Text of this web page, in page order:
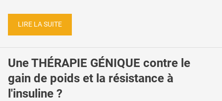
LIRE LA SUITE
Une THÉRAPIE GÉNIQUE contre le
gain de poids et la résistance à
l'insuline ?